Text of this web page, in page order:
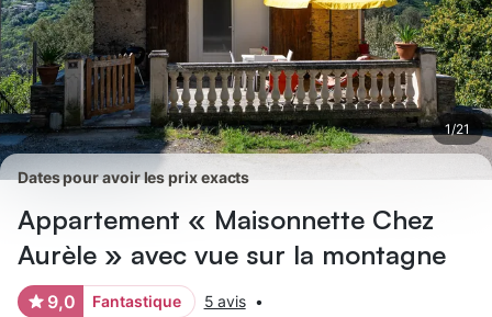
1 /21
Dates pour avoir les prix exacts
Appartement « Maisonnette Chez
Aurèle » avec vue sur la montagne
9,0 Fantastique 5 avis •